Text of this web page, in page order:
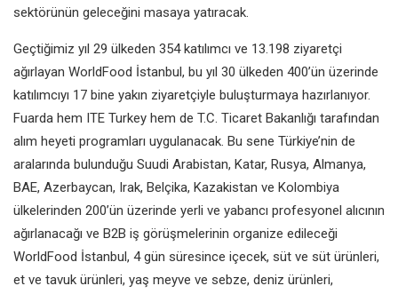
sektörünün geleceğini masaya yatıracak.
Geçtiğimiz yıl 29 ülkeden 354 katılımcı ve 13.198 ziyaretçi
ağırlayan WorldFood İstanbul, bu yıl 30 ülkeden 400’ün üzerinde
katılımcıyı 17 bine yakın ziyaretçiyle buluşturmaya hazırlanıyor.
Fuarda hem ITE Turkey hem de T.C. Ticaret Bakanlığı tarafından
alım heyeti programları uygulanacak. Bu sene Türkiye’nin de
aralarında bulunduğu Suudi Arabistan, Katar, Rusya, Almanya,
BAE, Azerbaycan, Irak, Belçika, Kazakistan ve Kolombiya
ülkelerinden 200’ün üzerinde yerli ve yabancı profesyonel alıcının
ağırlanacağı ve B2B iş görüşmelerinin organize edileceği
WorldFood İstanbul, 4 gün süresince içecek, süt ve süt ürünleri,
et ve tavuk ürünleri, yaş meyve ve sebze, deniz ürünleri,